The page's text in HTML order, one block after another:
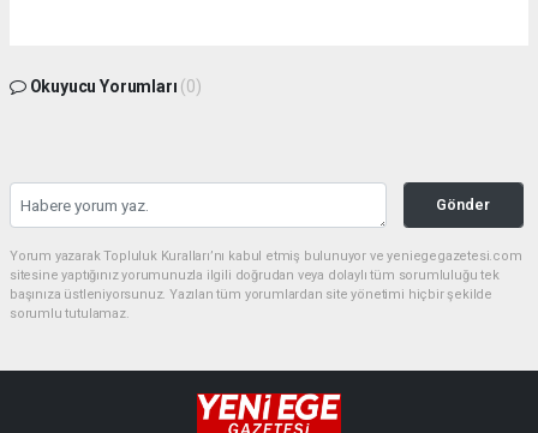
Okuyucu Yorumları (0)
Gönder
Yorum yazarak Topluluk Kuralları’nı kabul etmiş bulunuyor ve yeniegegazetesi.com
sitesine yaptığınız yorumunuzla ilgili doğrudan veya dolaylı tüm sorumluluğu tek
başınıza üstleniyorsunuz. Yazılan tüm yorumlardan site yönetimi hiçbir şekilde
sorumlu tutulamaz.